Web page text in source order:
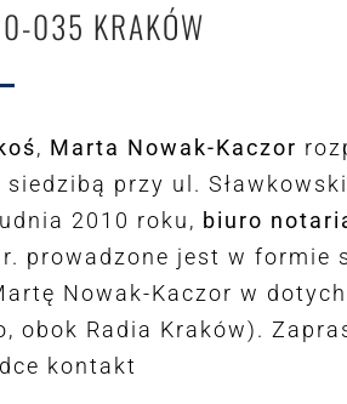
035 KRAKÓW
, Marta Nowak-Kaczor
przy ul.
2010 roku, biuro
prowadzone jest w formie
Nowak-Kaczor w
obok Radia Kraków).
kontakt